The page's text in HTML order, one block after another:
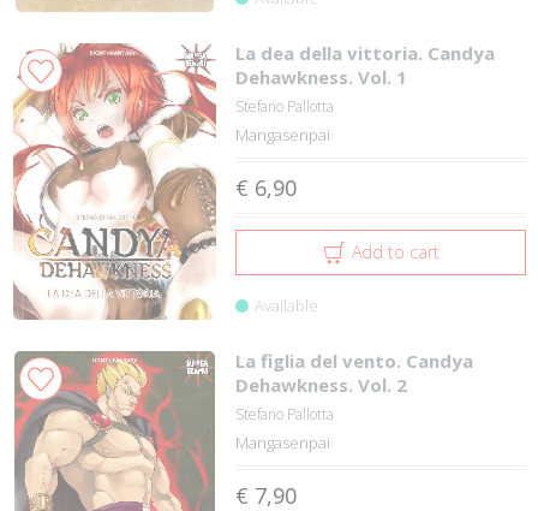
La dea della vittoria. Candya
Dehawkness. Vol. 1
Stefano Pallotta
Mangasenpai
€ 6,90
Add to cart
Available
La figlia del vento. Candya
Dehawkness. Vol. 2
Stefano Pallotta
Mangasenpai
€ 7,90